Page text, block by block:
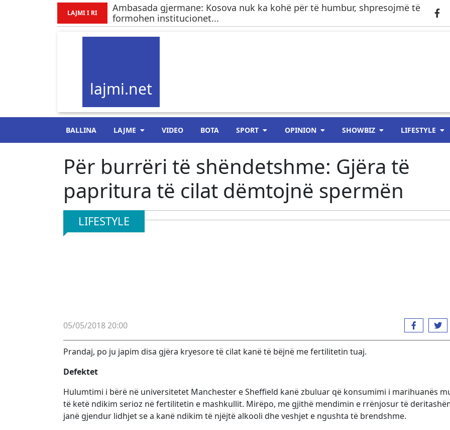
LAJMI I RI
Ambasada gjermane: Kosova nuk ka kohë për të humbur, shpresojmë të
formohen institucionet...
lajmi.net
BALLINA LAJME VIDEO BOTA SPORT OPINION SHOWBIZ LIFESTYLE
Për burrëri të shëndetshme: Gjëra të
papritura të cilat dëmtojnë spermën
LIFESTYLE
05/05/2018 20:00
Prandaj, po ju japim disa gjëra kryesore të cilat kanë të bëjnë me fertilitetin tuaj.
Defektet
Hulumtimi i bërë në universitetet Manchester e Sheffield kanë zbuluar që konsumimi i marihuanës
të ketë ndikim serioz në fertilitetin e mashkullit. Mirëpo, me gjithë mendimin e rrënjosur të
janë gjendur lidhjet se a kanë ndikim të njëjtë alkooli dhe veshjet e ngushta të brendshme.